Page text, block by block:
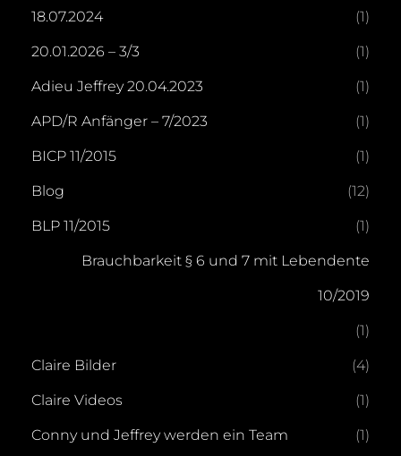
18.07.2024 (1)
20.01.2026 – 3/3 (1)
Adieu Jeffrey 20.04.2023 (1)
APD/R Anfänger – 7/2023 (1)
BICP 11/2015 (1)
Blog (12)
BLP 11/2015 (1)
Brauchbarkeit § 6 und 7 mit Lebendente
10/2019
(1)
Claire Bilder (4)
Claire Videos (1)
Conny und Jeffrey werden ein Team (1)